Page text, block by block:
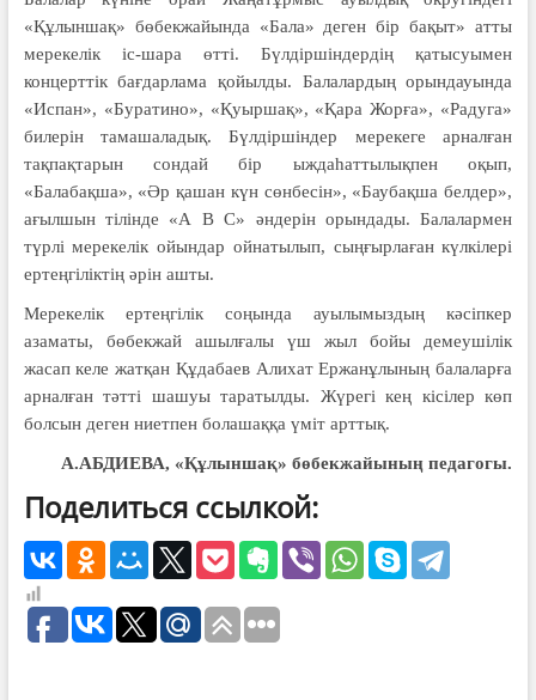
«Құлыншақ» бөбекжайында «Бала» деген бір бақыт» атты
мерекелік іс-шара өтті. Бүлдіршіндердің қатысуымен
концерттік бағдарлама қойылды. Балалардың орындауында
«Испан», «Буратино», «Қуыршақ», «Қара Жорға», «Радуга»
билерін тамашаладық. Бүлдіршіндер мерекеге арналған
тақпақтарын сондай бір ыждаһаттылықпен оқып,
«Балабақша», «Әр қашан күн сөнбесін», «Баубақша белдер»,
ағылшын тілінде «А В С» әндерін орындады. Балалармен
түрлі мерекелік ойындар ойнатылып, сыңғырлаған күлкілері
ертеңгіліктің әрін ашты.
Мерекелік ертеңгілік соңында ауылымыздың кәсіпкер
азаматы, бөбекжай ашылғалы үш жыл бойы демеушілік
жасап келе жатқан Құдабаев Алихат Ержанұлының балаларға
арналған тәтті шашуы таратылды. Жүрегі кең кісілер көп
болсын деген ниетпен болашаққа үміт арттық.
А.АБДИЕВА, «Құлыншақ» бөбекжайының педагогы.
Поделиться ссылкой: